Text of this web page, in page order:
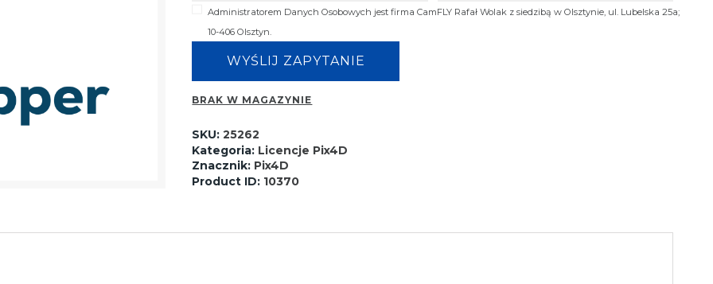
Administratorem Danych Osobowych jest firma CamFLY Rafał Wolak z siedzibą w Olsztynie, ul. Lubelska 25a;
10-406 Olsztyn.
BRAK W MAGAZYNIE
SKU:25262
Kategoria: Licencje Pix4D
Znacznik: Pix4D
Product ID: 10370